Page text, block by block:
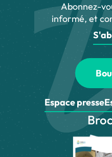
Abonnez-
informé, et
Espace presse